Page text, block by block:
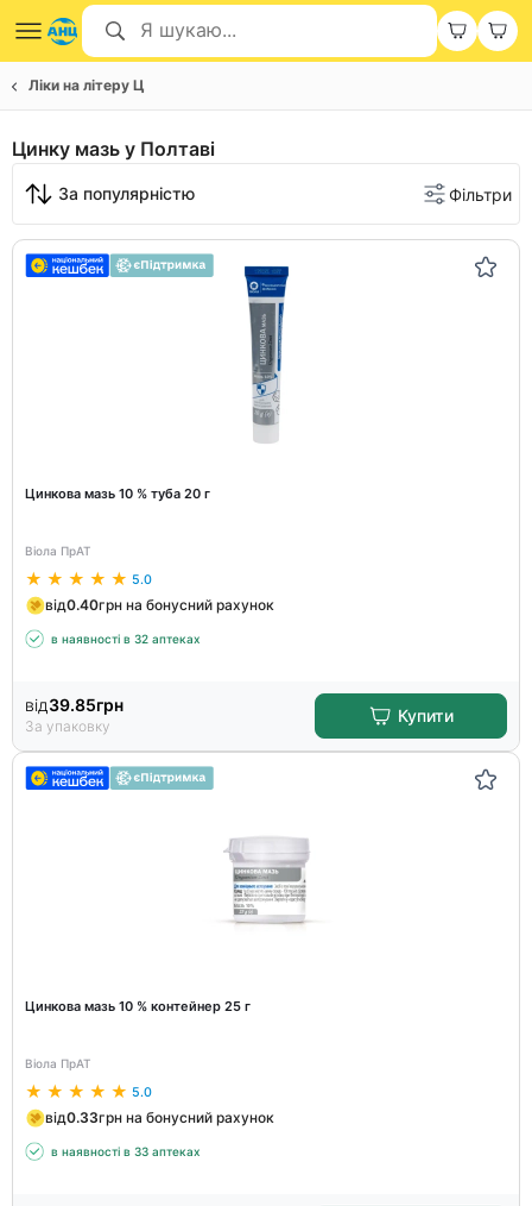
Ліки на літеру Ц
Цинку мазь у Полтаві
За популярністю Фільтри
Цинкова мазь 10 % туба 20 г
Віола ПрАТ
5.0
від0.40грн на бонусний рахунок
в наявності в 32 аптеках
від39.85грн
За упаковку
Купити
Цинкова мазь 10 % контейнер 25 г
Віола ПрАТ
5.0
від0.33грн на бонусний рахунок
в наявності в 33 аптеках